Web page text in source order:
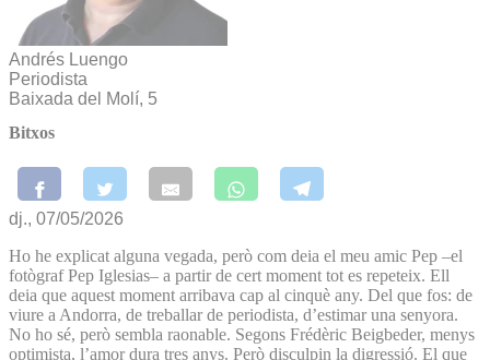
Andrés Luengo
Periodista
Baixada del Molí, 5
Bitxos
dj., 07/05/2026
Ho he explicat alguna vegada, però com deia el meu amic Pep –el
fotògraf Pep Iglesias– a partir de cert moment tot es repeteix. Ell
deia que aquest moment arribava cap al cinquè any. Del que fos: de
viure a Andorra, de treballar de periodista, d’estimar una senyora.
No ho sé, però sembla raonable. Segons Frédèric Beigbeder, menys
optimista, l’amor dura tres anys. Però disculpin la digressió. El que